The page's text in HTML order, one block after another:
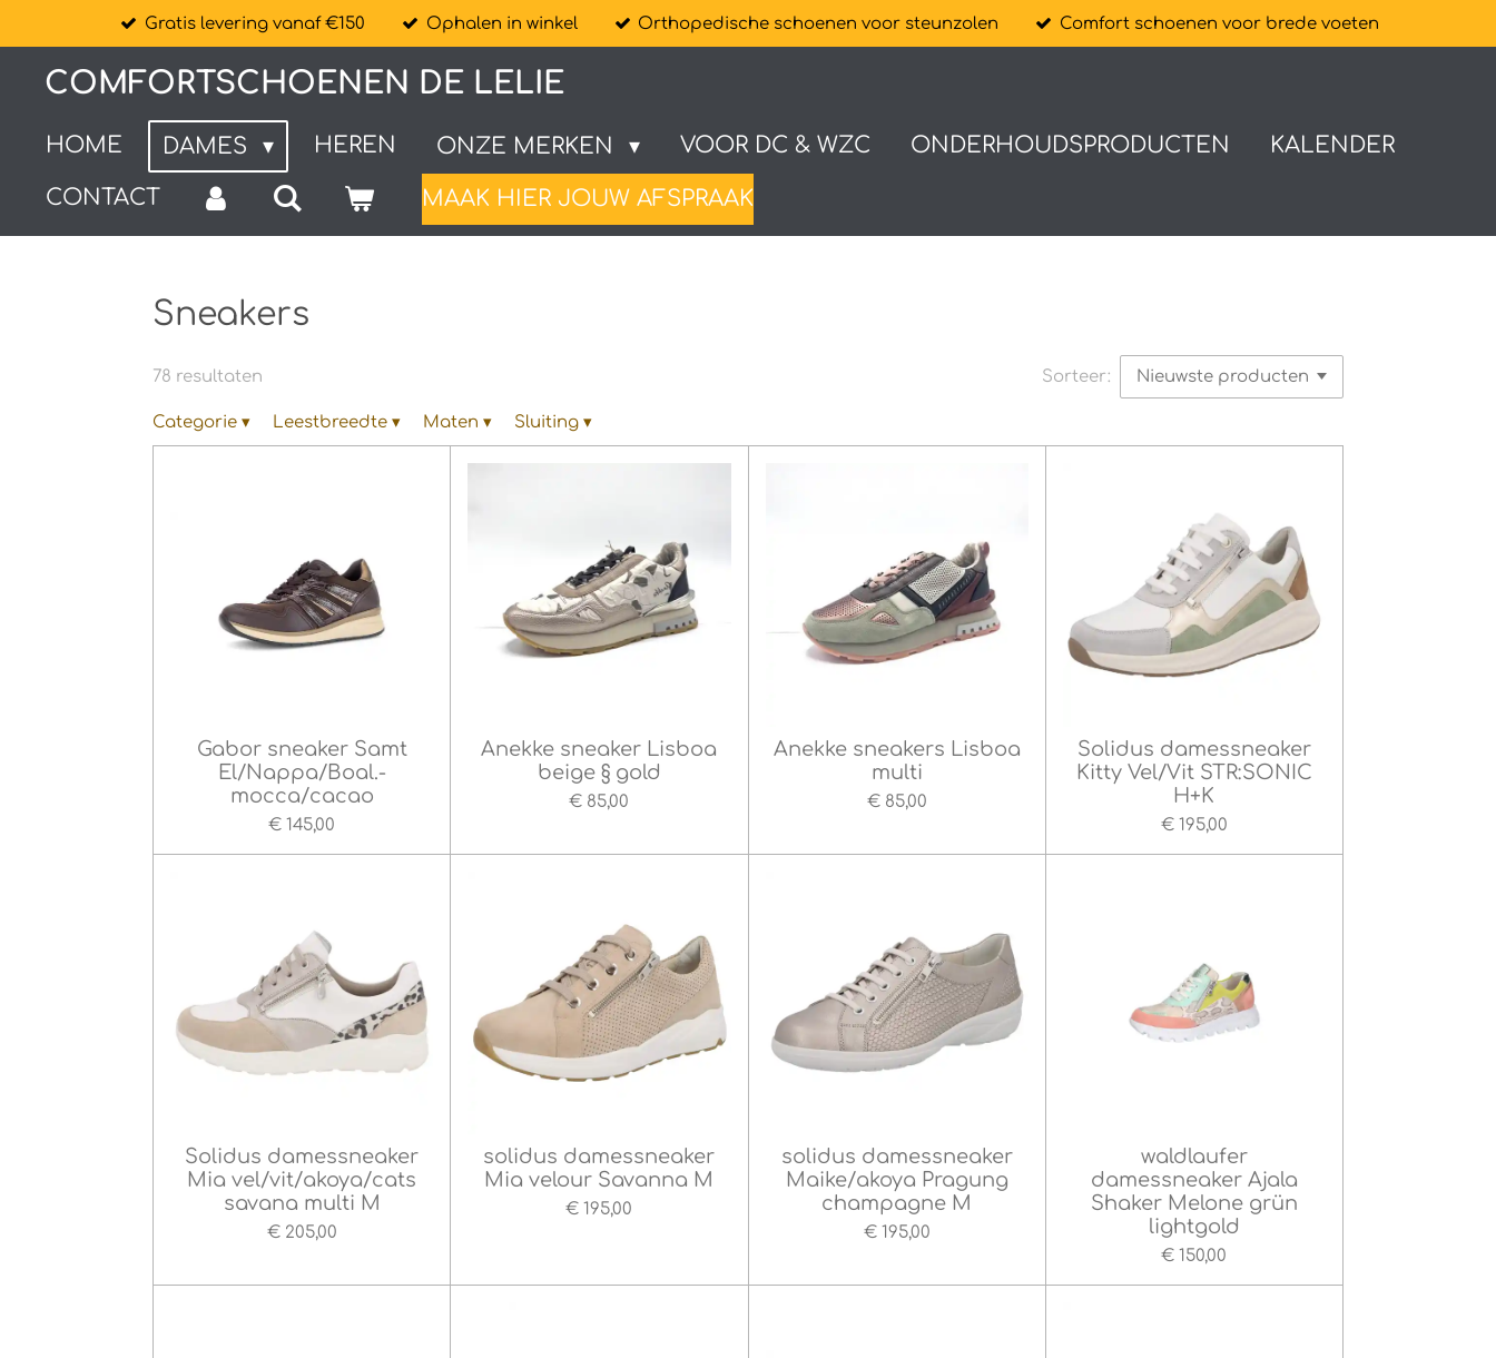
hoofdinhoud
Gratis levering vanaf €150 Ophalen in winkel Orthopedische schoenen voor steunzolen Comfort schoenen voor brede voeten
COMFORTSCHOENEN DE LELIE
HOME DAMES HEREN ONZE MERKEN VOOR DC & WZC ONDERHOUDSPRODUCTEN KALENDER
CONTACT MAAK HIER JOUW AFSPRAAK
Sneakers
78 resultaten Sorteer:
Categorie ▾ Leestbreedte ▾ Maten ▾ Sluiting ▾
Gabor sneaker Samt
El/Nappa/Boal.-
mocca/cacao
€ 145,00
Anekke sneaker Lisboa
beige § gold
€ 85,00
Anekke sneakers Lisboa
multi
€ 85,00
Solidus damessneaker
Kitty Vel/Vit STR:SONIC
H+K
€ 195,00
Solidus damessneaker
Mia vel/vit/akoya/cats
savana multi M
€ 205,00
solidus damessneaker
Mia velour Savanna M
€ 195,00
solidus damessneaker
Maike/akoya Pragung
champagne M
€ 195,00
waldlaufer
damessneaker Ajala
Shaker Melone grün
lightgold
€ 150,00